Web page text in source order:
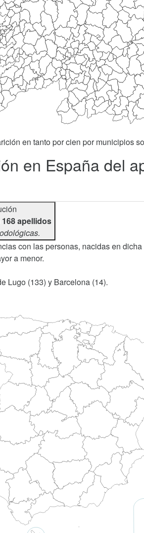
en tanto por cien por municipios
en España del
apellidos
con las personas, nacidas en
a menor.
Lugo (133) y Barcelona (14).